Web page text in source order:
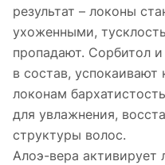
результат – локоны
ухоженными,
пропадают. Сорбитол
в состав,
локонам
для увлажнения,
структуры волос.
Алоэ-вера активирует